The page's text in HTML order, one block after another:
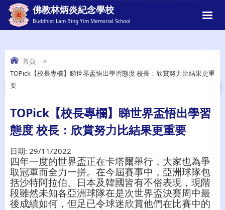
佛教林炳炎紀念學校
Buddhist Lam Bing Yim Memorial School
TOPICK【校長專欄】睇世界盃悟出學習態
度 校長：欣賞努力比結果更重要
首頁
>
TOPick【校長專欄】睇世界盃悟出學習態度 校長：欣賞努力比結果更重
要
TOPick【校長專欄】睇世界盃悟出學習
態度 校長：欣賞努力比結果更重要
日期: 29/11/2022
四年一度的世界盃正在卡塔爾舉行，大家也為爭
取冠軍而全力一拼。在今屆賽事中，亞洲球隊包
括沙特阿拉伯、日本及韓國皆有不俗表現，現階
段雖然未知各亞洲球隊在是次世界盃決賽周中最
後成績如何，但足已令球迷欣賞他們在比賽中的